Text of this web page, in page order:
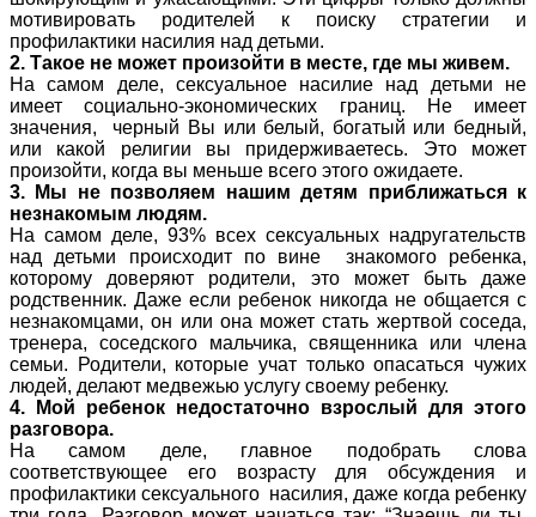
мотивировать родителей к поиску стратегии и
профилактики насилия над детьми.
2. Такое не может произойти в месте, где мы живем.
На самом деле, сексуальное насилие над детьми не
имеет социально-экономических границ. Не имеет
значения, черный Вы или белый, богатый или бедный,
или какой религии вы придерживаетесь. Это может
произойти, когда вы меньше всего этого ожидаете.
3. Мы не позволяем нашим детям приближаться к
незнакомым людям.
На самом деле, 93% всех сексуальных надругательств
над детьми происходит по вине знакомого ребенка,
которому доверяют родители, это может быть даже
родственник. Даже если ребенок никогда не общается с
незнакомцами, он или она может стать жертвой соседа,
тренера, соседского мальчика, священника или члена
семьи. Родители, которые учат только опасаться чужих
людей, делают медвежью услугу своему ребенку.
4. Мой ребенок недостаточно взрослый для этого
разговора.
На самом деле, главное подобрать слова
соответствующее его возрасту для обсуждения и
профилактики сексуального насилия, даже когда ребенку